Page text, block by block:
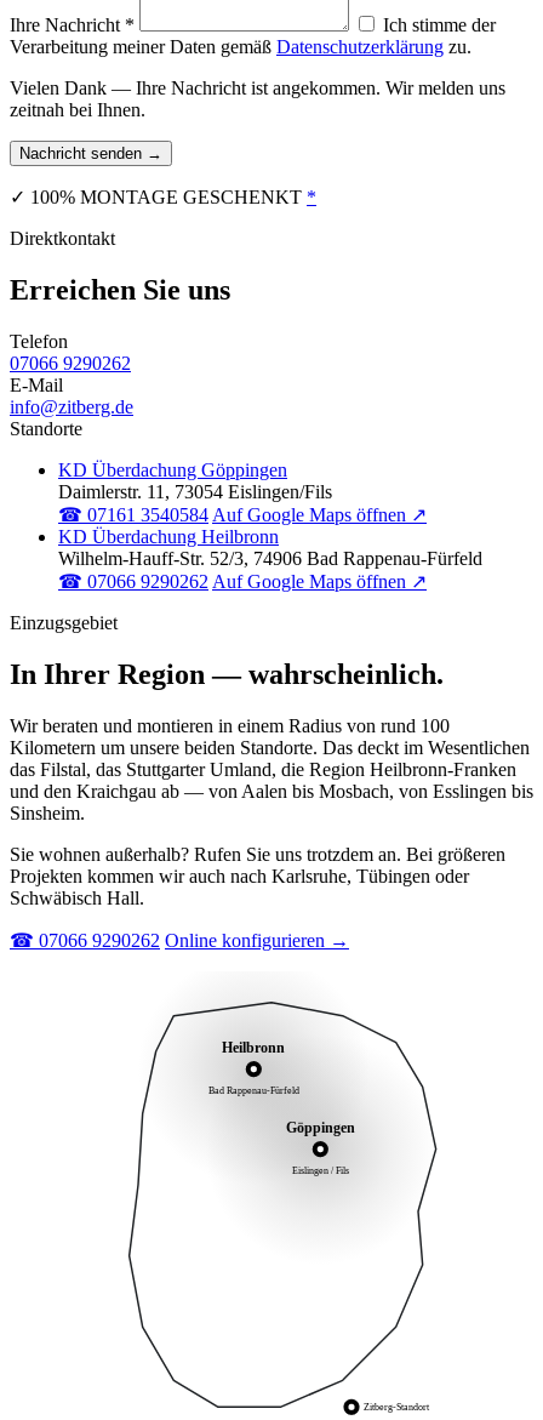
Ihre Nachricht *
Ich stimme der
Verarbeitung meiner Daten gemäß Datenschutzerklärung zu.
Vielen Dank — Ihre Nachricht ist angekommen. Wir melden uns
zeitnah bei Ihnen.
Nachricht senden →
✓ 100% MONTAGE GESCHENKT *
Direktkontakt
Erreichen Sie uns
Telefon
07066 9290262
E-Mail
info@zitberg.de
Standorte
KD Überdachung Göppingen
Daimlerstr. 11, 73054 Eislingen/Fils
☎ 07161 3540584 Auf Google Maps öffnen ↗
KD Überdachung Heilbronn
Wilhelm-Hauff-Str. 52/3, 74906 Bad Rappenau-Fürfeld
☎ 07066 9290262 Auf Google Maps öffnen ↗
Einzugsgebiet
In Ihrer Region — wahrscheinlich.
Wir beraten und montieren in einem Radius von rund 100
Kilometern um unsere beiden Standorte. Das deckt im Wesentlichen
das Filstal, das Stuttgarter Umland, die Region Heilbronn-Franken
und den Kraichgau ab — von Aalen bis Mosbach, von Esslingen bis
Sinsheim.
Sie wohnen außerhalb? Rufen Sie uns trotzdem an. Bei größeren
Projekten kommen wir auch nach Karlsruhe, Tübingen oder
Schwäbisch Hall.
☎ 07066 9290262 Online konfigurieren →
Heilbronn
Bad Rappenau-Fürfeld
Göppingen
Eislingen / Fils
Zitberg-Standort